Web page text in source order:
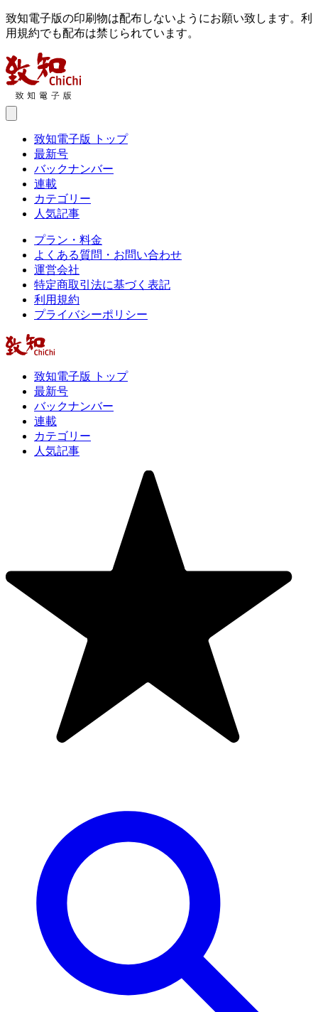
致知電子版の印刷物は配布しないようにお願い致します。利
用規約でも配布は禁じられています。
致知電子版 トップ
最新号
バックナンバー
連載
カテゴリー
人気記事
プラン・料金
よくある質問・お問い合わせ
運営会社
特定商取引法に基づく表記
利用規約
プライバシーポリシー
致知電子版 トップ
最新号
バックナンバー
連載
カテゴリー
人気記事